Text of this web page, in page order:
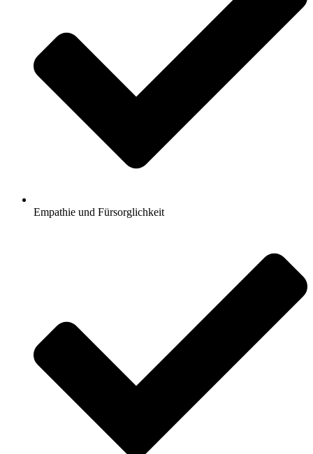
Empathie und Fürsorglichkeit